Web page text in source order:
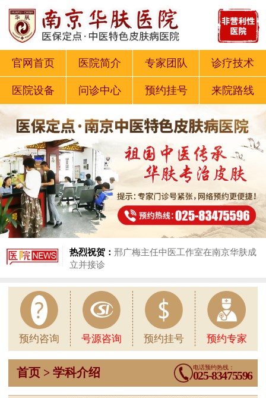
官网首页 医院简介 专家团队 诊疗技术
医院设备 问诊中心 预约挂号 来院路线
热烈祝贺： 邢广梅主任中医工作室在南京华肤成
立并接诊
预约咨询 号源咨询 预约挂号 预约专家
首页 > 学科介绍 电话预约热线：
025-83475596